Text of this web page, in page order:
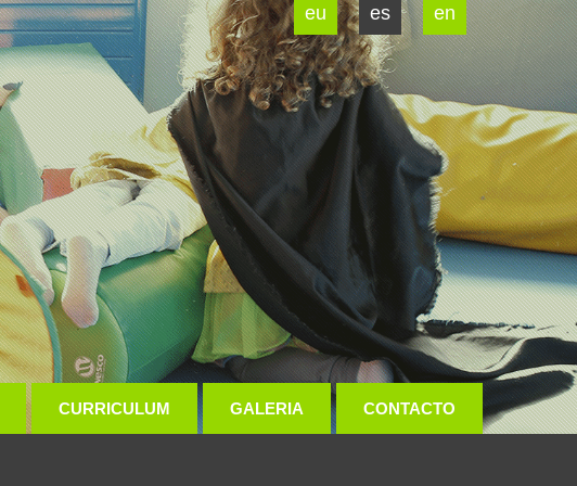
eu es en
CURRICULUM GALERIA CONTACTO